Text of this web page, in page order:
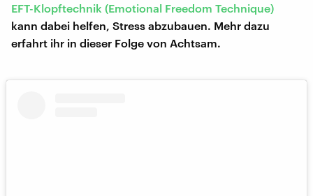
EFT-Klopftechnik (Emotional Freedom Technique)
kann dabei helfen, Stress abzubauen. Mehr dazu
erfahrt ihr in dieser Folge von Achtsam.